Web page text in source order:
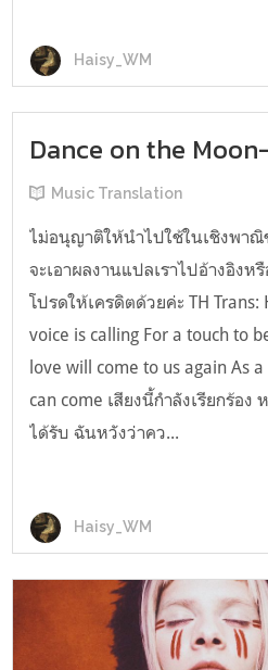
Haisy_WM
Dance on the
Music Translation
ไม่อนุญาติให้นำไปใช้ในเชิงพาณิ
จะเอาผลงานแปลเราไปอ้างอิงห
โปรดให้เครดิตด้วยค่ะ TH Trans:
voice is calling For a touch to
love will come to us again As a
can come เสียงนี้กำลังเรียกร้อง
ได้รับ ฉันหวังว่าคว...
Haisy_WM